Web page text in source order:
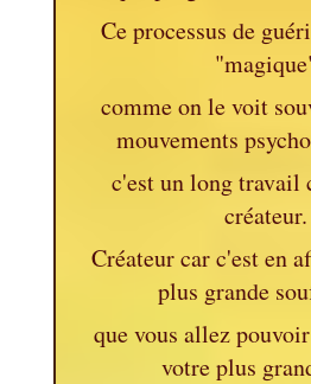
Ce processus de
comme on le voit
mouvements
c'est un long travail
créateur.
Créateur car c'est en
plus grande
que vous allez
votre plus